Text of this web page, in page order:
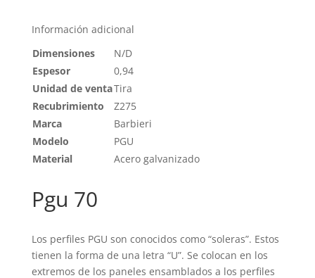
Información adicional
Dimensiones
N/D
Espesor
0,94
Unidad de ventaTira
Recubrimiento
Z275
Marca
Barbieri
Modelo
PGU
Material
Acero galvanizado
Pgu 70
Los perfiles PGU son conocidos como “soleras”. Estos
tienen la forma de una letra “U”. Se colocan en los
extremos de los paneles ensamblados a los perfiles